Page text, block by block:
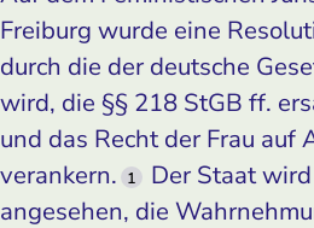
Freiburg wurde eine
durch die der deutsche
wird, die §§ 218 StGB ff.
und das Recht der Frau auf
verankern. 1
Der Staat
angesehen, die